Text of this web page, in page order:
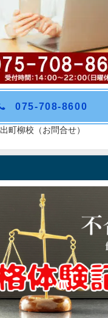
075-708-8600
出町柳校（お問合せ）